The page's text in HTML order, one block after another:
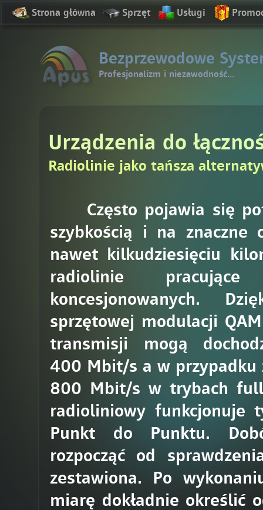
Strona główna Sprzęt Usługi
Bezprzewodowe
Profesjonalizm i niezawodność...
Urządzenia do
Radiolinie jako tańsza
Często pojawia się
szybkością i na znaczne
nawet kilkudziesięciu
radiolinie
koncesjonowanych.
sprzętowej modulacji
transmisji mogą
400 Mbit/s a w przypadku
800 Mbit/s w trybach
radioliniowy funkcjonuje
Punkt do Punktu.
rozpocząć od
zestawiona. Po
miarę dokładnie określić